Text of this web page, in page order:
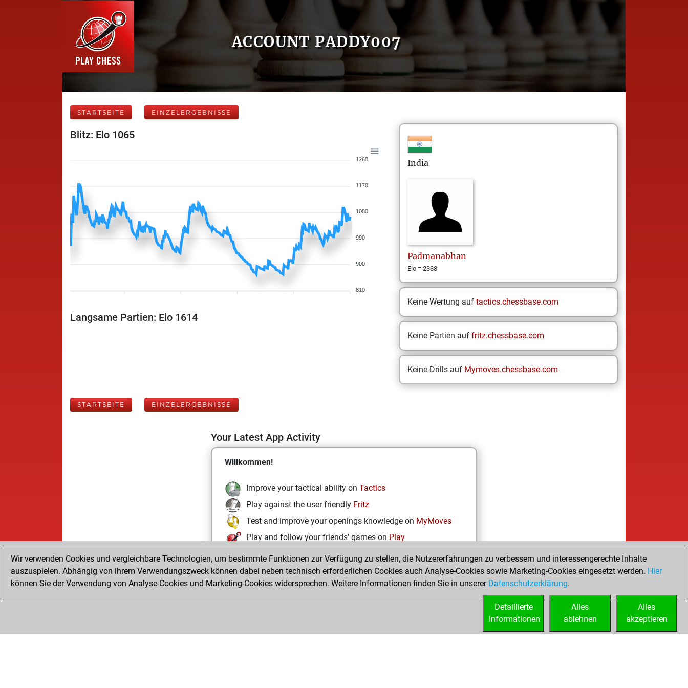
ACCOUNT PADDY007
STARTSEITE EINZELERGEBNISSE
Blitz: Elo 1065
1260
1170
1080
990
900
810
Langsame Partien: Elo 1614
India
Padmanabhan
Elo = 2388
Keine Wertung auf tactics.chessbase.com
Keine Partien auf fritz.chessbase.com
Keine Drills auf Mymoves.chessbase.com
STARTSEITE EINZELERGEBNISSE
Your Latest App Activity
Willkommen!
Improve your tactical ability on Tactics
Play against the user friendly Fritz
Test and improve your openings knowledge on MyMoves
Play and follow your friends' games on Play
Solve some beautiful and challenging Studies on Studies
Wir verwenden Cookies und vergleichbare Technologien, um bestimmte Funktionen zur Verfügung zu stellen, die Nutzererfahrungen zu verbessern und interessengerechte Inhalte
auszuspielen. Abhängig von ihrem Verwendungszweck können dabei neben technisch erforderlichen Cookies auch Analyse-Cookies sowie Marketing-Cookies eingesetzt werden. Hier
können Sie der Verwendung von Analyse-Cookies und Marketing-Cookies widersprechen. Weitere Informationen finden Sie in unserer Datenschutzerklärung.
Alles
akzeptieren
Alles
ablehnen
Detaillierte
Informationen